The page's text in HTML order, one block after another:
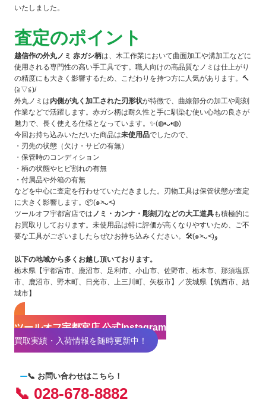
いたしました。
査定のポイント
越信作の外丸ノミ 赤ガシ柄は、木工作業において曲面加工や溝加工などに
使用される専門性の高い手工具です。職人向けの高品質なノミは仕上がり
の精度にも大きく影響するため、こだわりを持つ方に人気があります。🔨
(≧▽≦)/
外丸ノミは内側が丸く加工された刃形状が特徴で、曲線部分の加工や彫刻
作業などで活躍します。赤ガシ柄は耐久性と手に馴染む使い心地の良さが
魅力で、長く使える仕様となっています。✨(◍•ᴗ•◍)
今回お持ち込みいただいた商品は未使用品でしたので、
・刃先の状態（欠け・サビの有無）
・保管時のコンディション
・柄の状態やヒビ割れの有無
・付属品や外箱の有無
などを中心に査定を行わせていただきました。刃物工具は保管状態が査定
に大きく影響します。📦(๑˃̵ᴗ˂̵)
ツールオフ宇都宮店では ノミ・カンナ・彫刻刀などの大工道具も積極的に
お買取りしております。未使用品は特に評価が高くなりやすいため、ご不
要な工具がございましたらぜひお持ち込みください。🛠(๑˃̵ᴗ˂̵)و
以下の地域から多くお越し頂いております。
栃木県【宇都宮市、鹿沼市、足利市、小山市、佐野市、栃木市、那須塩原
市、鹿沼市、野木町、日光市、上三川町、矢板市】／茨城県【筑西市、結
城市】
ツールオフ宇都宮店 公式Instagram
買取実績・入荷情報を随時更新中！
📞 お問い合わせはこちら！
📞 028-678-8882